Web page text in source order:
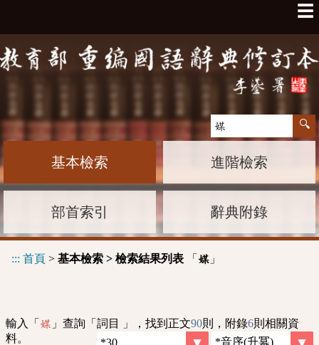
☰
基本檢索 進階檢索
部首索引 辭典附錄
::: 首頁 > 基本檢索 > 檢索結果列表 「 媒 」
輸入「 媒 」查詢「詞目 」，找到正文90則，附錄6則相關資
料。